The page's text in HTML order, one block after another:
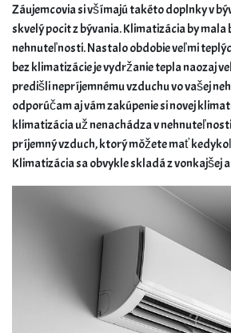
Záujemcovia si všímajú takéto doplnky v
skvelý pocit z bývania. Klimatizácia by mala
nehnuteľnosti. Nastalo obdobie veľmi
bez klimatizácie je vydržanie tepla naozaj
predišli nepríjemnému vzduchu vo vašej
odporúčam aj vám zakúpenie si novej
klimatizácia už nenachádza v
príjemný vzduch, ktorý môžete mať
Klimatizácia sa obvykle skladá z vonkajšej